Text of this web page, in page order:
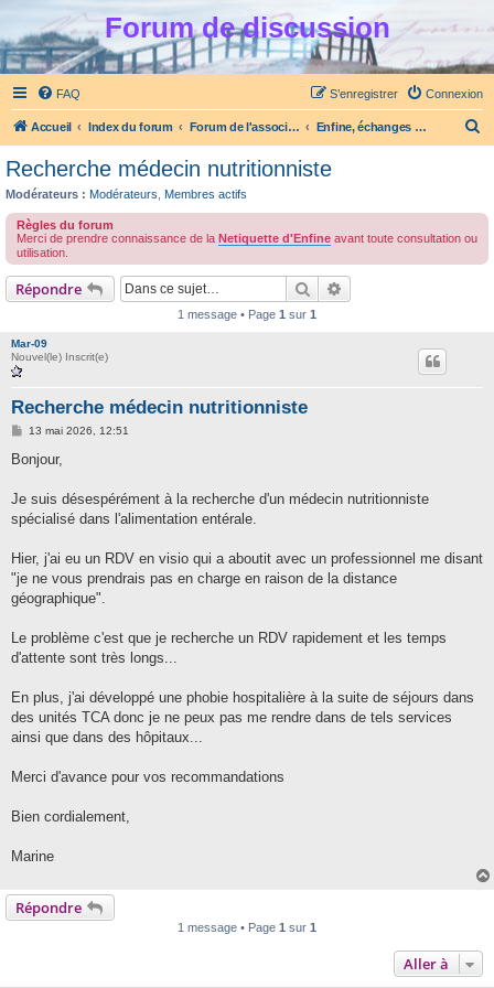
Forum de discussion
FAQ Connexion
S’enregistrer
Accueil Index du forum Forum de l'association Enfine Enfine, échanges et entraide TCA (anorexie, boulimie)
Recherche médecin nutritionniste
Modérateurs : Modérateurs Membres actifs
Règles du forum
Merci de prendre connaissance de la Netiquette d'Enfine avant toute consultation ou
utilisation.
Répondre Rechercher
1 message • Page 1 sur 1
Mar-09
Nouvel(le) Inscrit(e)
Recherche médecin nutritionniste
M
s
g
13 mai 2026, 12:51
Bonjour,
Je suis désespérément à la recherche d'un médecin nutritionniste
spécialisé dans l'alimentation entérale.
Hier, j'ai eu un RDV en visio qui a aboutit avec un professionnel me disant
"je ne vous prendrais pas en charge en raison de la distance
géographique".
Le problème c'est que je recherche un RDV rapidement et les temps
d'attente sont très longs...
En plus, j'ai développé une phobie hospitalière à la suite de séjours dans
des unités TCA donc je ne peux pas me rendre dans de tels services
ainsi que dans des hôpitaux...
Merci d'avance pour vos recommandations
Bien cordialement,
Marine
Répondre
1 message • Page 1 sur 1
Aller à